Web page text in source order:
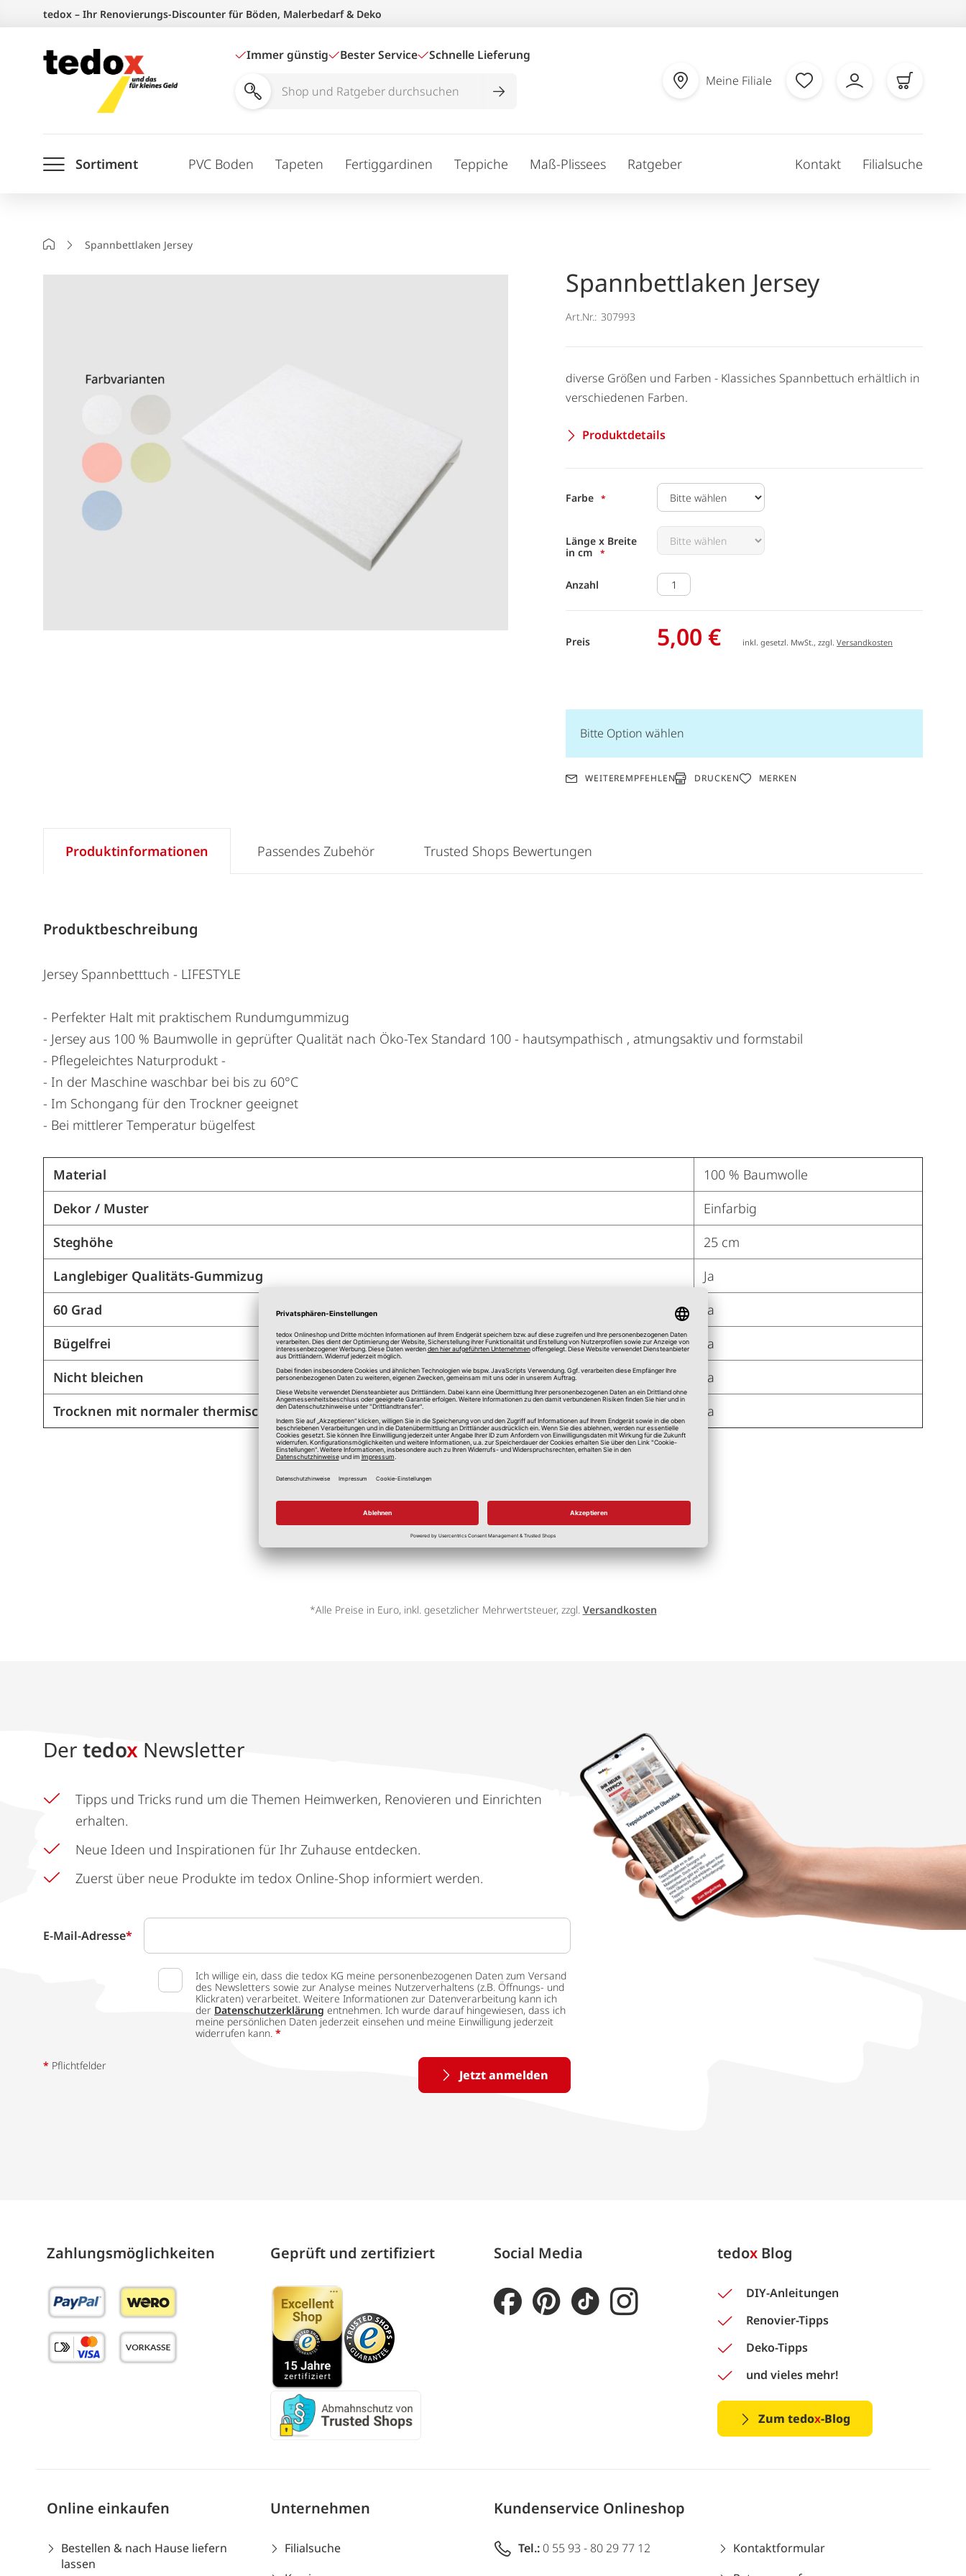
springen
tedox – Ihr Renovierungs-Discounter für Böden, Malerbedarf & Deko
Immer günstig Bester Service Schnelle Lieferung
Shop
durchsuchen
Meine Filiale
Sortiment PVC Boden Tapeten Fertiggardinen Teppiche Maß-Plissees Ratgeber Kontakt Filialsuche
StartseiteSpannbettlaken Jersey
Spannbettlaken Jersey
Art.Nr.: 307993
diverse Größen und Farben - Klassiches Spannbettuch erhältlich in
verschiedenen Farben.
Produktdetails
Farbe
Länge x Breite
in cm
Anzahl
Preis 5,00 € inkl. gesetzl. MwSt., zzgl.Versandkosten
Bitte Option wählen
WEITEREMPFEHLEN DRUCKEN MERKEN
Produktinformationen
Produktbeschreibung
Jersey Spannbetttuch - LIFESTYLE
- Perfekter Halt mit praktischem Rundumgummizug
- Jersey aus 100 % Baumwolle in geprüfter Qualität nach Öko-Tex Standard 100 - hautsympathisch , atmungsaktiv und formstabil
- Pflegeleichtes Naturprodukt -
- In der Maschine waschbar bei bis zu 60°C
- Im Schongang für den Trockner geeignet
- Bei mittlerer Temperatur bügelfest
Material
100 % Baumwolle
Dekor / Muster
Einfarbig
Steghöhe
25 cm
Langlebiger Qualitäts-Gummizug
Ja
60 Grad
Ja
Bügelfrei
Ja
Nicht bleichen
Ja
Trocknen mit normaler thermischer Beanspruchung
Ja
Passendes Zubehör Trusted Shops Bewertungen
*Alle Preise in Euro, inkl. gesetzlicher Mehrwertsteuer, zzgl. Versandkosten
Der tedox Newsletter
Tipps und Tricks rund um die Themen Heimwerken, Renovieren und Einrichten
erhalten.
Neue Ideen und Inspirationen für Ihr Zuhause entdecken.
Zuerst über neue Produkte im tedox Online-Shop informiert werden.
E-Mail-Adresse*
Ich willige ein, dass die tedox KG meine personenbezogenen Daten zum Versand
des Newsletters sowie zur Analyse meines Nutzerverhaltens (z.B. Öffnungs- und
Klickraten) verarbeitet. Weitere Informationen zur Datenverarbeitung kann ich
der Datenschutzerklärung entnehmen. Ich wurde darauf hingewiesen, dass ich
meine persönlichen Daten jederzeit einsehen und meine Einwilligung jederzeit
widerrufen kann. *
Jetzt anmelden
* Pflichtfelder
Zahlungs­möglich­keiten Geprüft und zertifiziert Social Media tedox Blog
DIY-Anleitungen
Renovier-Tipps
Deko-Tipps
und vieles mehr!
Zum tedox-Blog
Online einkaufen
Bestellen & nach Hause liefern
lassen
Unternehmen
Filialsuche
Kundenservice Onlineshop
Tel.: 0 55 93 - 80 29 77 12
Kontaktformular